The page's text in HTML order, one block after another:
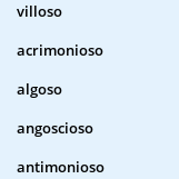
villoso
acrimonioso
algoso
angoscioso
antimonioso